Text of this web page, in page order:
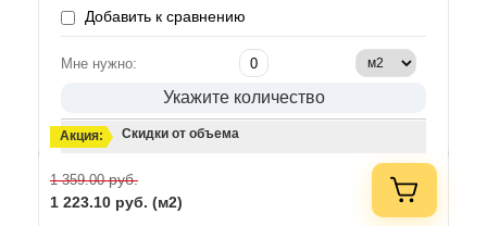
Добавить к сравнению
Мне нужно:
Укажите количество
Акция: Скидки от объема
1 359.00руб.
1 223.10 руб. (м2)